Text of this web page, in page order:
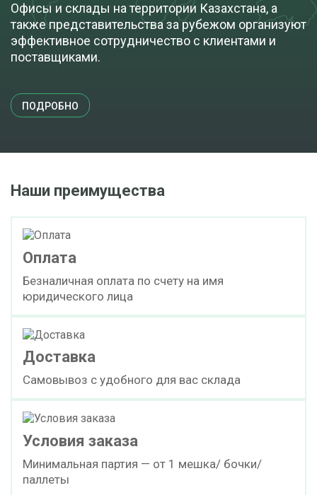
Офисы и склады на территории Казахстана, а
также представительства за рубежом организуют
эффективное сотрудничество с клиентами и
поставщиками.
ПОДРОБНО
Наши преимущества
Оплата
Безналичная оплата по счету на имя
юридического лица
Доставка
Самовывоз с удобного для вас склада
Условия заказа
Минимальная партия — от 1 мешка/ бочки/
паллеты